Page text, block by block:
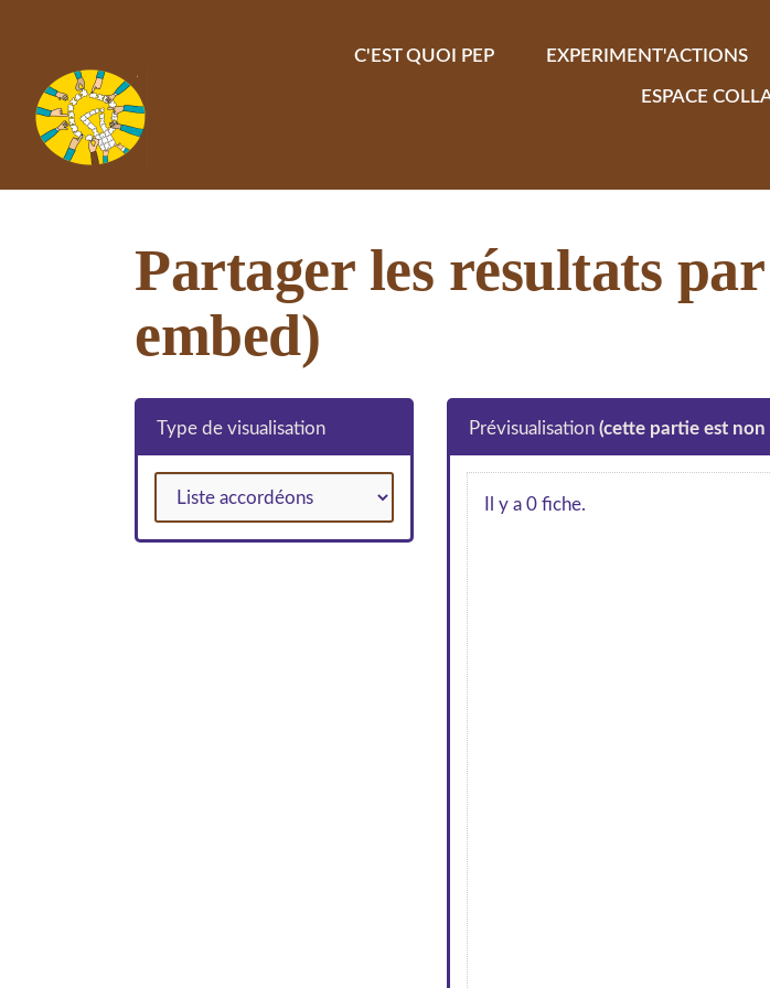
C'EST QUOI PEP
EXPERIMENT'ACTIONS
ESPACE
Partager les résultats
embed)
Type de visualisation Prévisualisation (cette partie est non